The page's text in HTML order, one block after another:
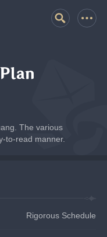
The various
to-read manner.
Rigorous Schedule